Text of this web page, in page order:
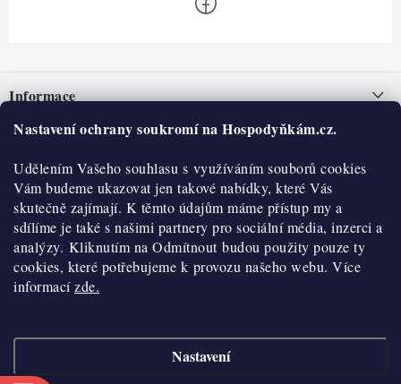
Nastavení ochrany soukromí na Hospodyňkám.cz.
Udělením Vašeho souhlasu s využíváním souborů cookies
Vám budeme ukazovat jen takové nabídky, které Vás
skutečně zajímají. K těmto údajům máme přístup my a
sdílíme je také s našimi partnery pro sociální média, inzerci a
analýzy. Kliknutím na Odmítnout budou použity pouze ty
cookies, které potřebujeme k provozu našeho webu. Více
informacízde.
Nastavení
pInformace
Nepřevzetí zásilky na dobírku
Obchodní podmínky
Hodnocení obchodu
Blog
Moje objednávka
O nás
Historie
Kontakty
O nákupu
Reklamace a vratky
Výdejní místa
Copyright 2026